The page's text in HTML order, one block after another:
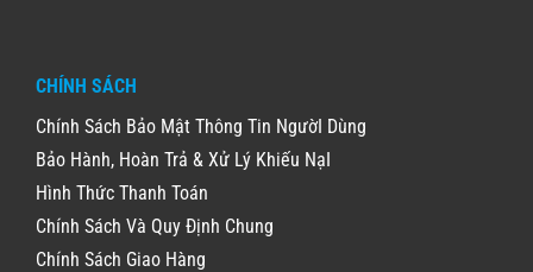
CHÍNH SÁCH
Chính Sách Bảo Mật Thông Tin NgườI Dùng
Bảo Hành, Hoàn Trả & Xử Lý Khiếu NạI
Hình Thức Thanh Toán
Chính Sách Và Quy Định Chung
Chính Sách Giao Hàng